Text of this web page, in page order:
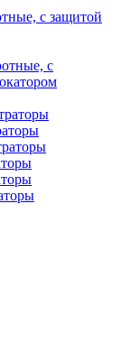
с защитой
с